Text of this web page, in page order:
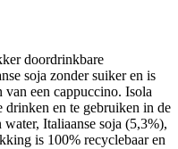
doordrinkbare
soja zonder suiker en is
een cappuccino. Isola
en te gebruiken in de
Italiaanse soja (5,3%),
is 100% recyclebaar en